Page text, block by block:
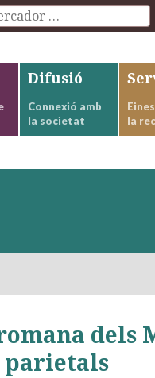
Difusió
Connexió amb
la societat
la
dels
parietals